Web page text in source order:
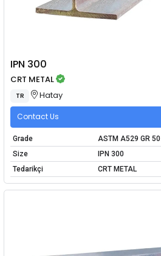
IPN 300
CRT METAL
TR Hatay
Contact Us
Grade
ASTM A529 GR 50
Size
IPN 300
Tedarikçi
CRT METAL